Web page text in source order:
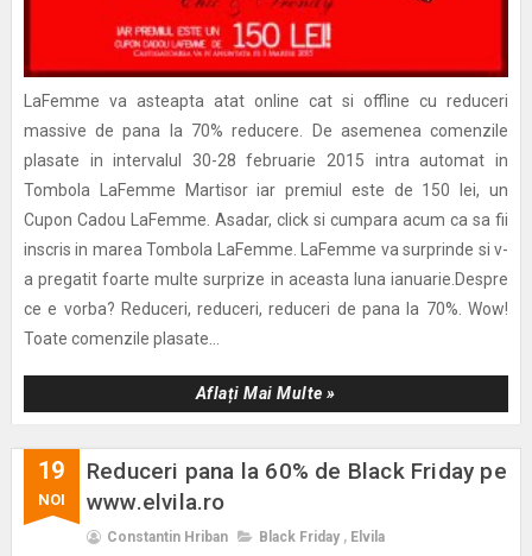
LaFemme va asteapta atat online cat si offline cu reduceri
massive de pana la 70% reducere. De asemenea comenzile
plasate in intervalul 30-28 februarie 2015 intra automat in
Tombola LaFemme Martisor iar premiul este de 150 lei, un
Cupon Cadou LaFemme. Asadar, click si cumpara acum ca sa fii
inscris in marea Tombola LaFemme. LaFemme va surprinde si v-
a pregatit foarte multe surprize in aceasta luna ianuarie.Despre
ce e vorba? Reduceri, reduceri, reduceri de pana la 70%. Wow!
Toate comenzile plasate...
Aflați Mai Multe »
19
NOI
Reduceri pana la 60% de Black Friday pe
www.elvila.ro
Constantin Hriban Black Friday , Elvila